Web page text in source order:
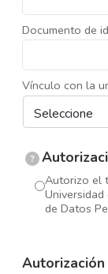
Documento de
Vínculo con la
?
Autorizo el
de Datos